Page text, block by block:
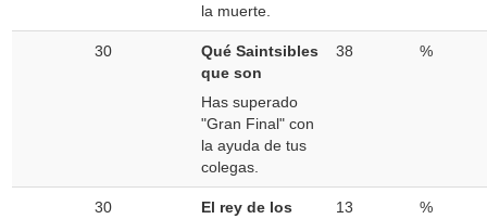
la muerte.
30
Qué Saintsibles
que son
Has superado
"Gran Final" con
la ayuda de tus
colegas.
38 %
30
El rey de los
13 %